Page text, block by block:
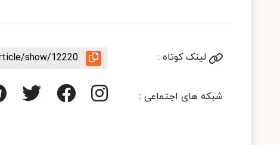
لینک کوتاه : show/12220
شبکه های اجتماعی :